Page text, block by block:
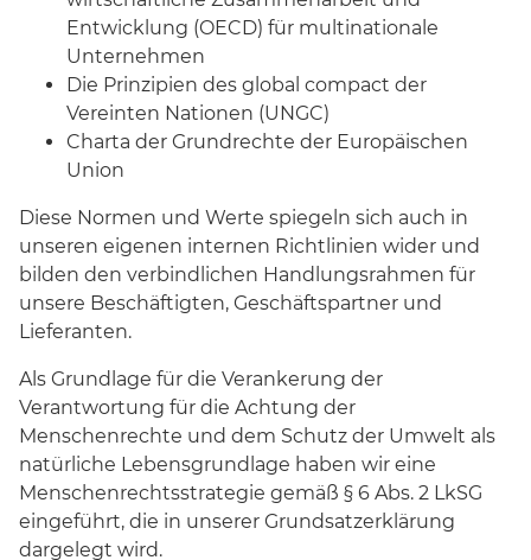
Entwicklung (OECD) für multinationale
Unternehmen
Die Prinzipien des global compact der
Vereinten Nationen (UNGC)
Charta der Grundrechte der Europäischen
Union
Diese Normen und Werte spiegeln sich auch in
unseren eigenen internen Richtlinien wider und
bilden den verbindlichen Handlungsrahmen für
unsere Beschäftigten, Geschäftspartner und
Lieferanten.
Als Grundlage für die Verankerung der
Verantwortung für die Achtung der
Menschenrechte und dem Schutz der Umwelt als
natürliche Lebensgrundlage haben wir eine
Menschenrechtsstrategie gemäß § 6 Abs. 2 LkSG
eingeführt, die in unserer Grundsatzerklärung
dargelegt wird.